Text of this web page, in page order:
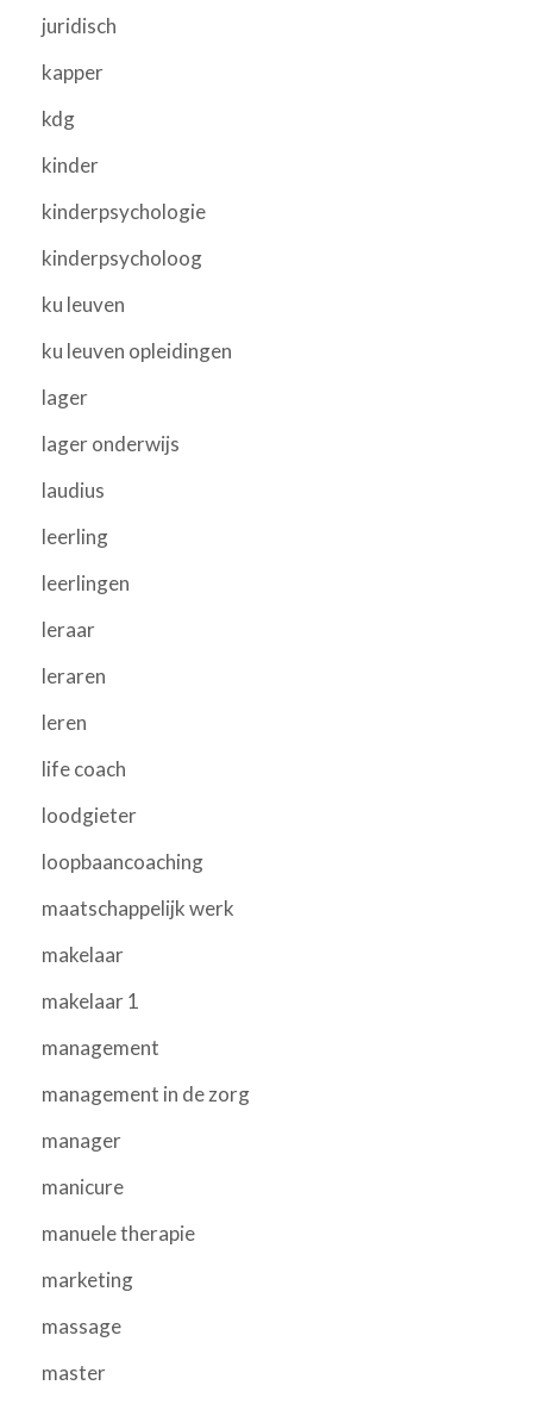
juridisch
kapper
kdg
kinder
kinderpsychologie
kinderpsycholoog
ku leuven
ku leuven opleidingen
lager
lager onderwijs
laudius
leerling
leerlingen
leraar
leraren
leren
life coach
loodgieter
loopbaancoaching
maatschappelijk werk
makelaar
makelaar 1
management
management in de zorg
manager
manicure
manuele therapie
marketing
massage
master